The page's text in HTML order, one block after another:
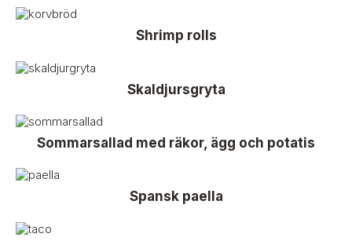
Shrimp rolls
Skaldjursgryta
Sommarsallad med räkor, ägg och potatis
Spansk paella